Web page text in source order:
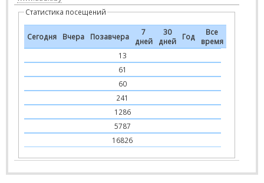
Статистика посещений
Сегодня Вчера Позавчера
7
дней
30
дней
Год
Все
время
13
61
60
241
1286
5787
16826